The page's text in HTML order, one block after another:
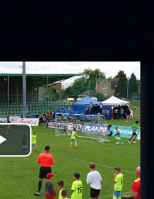
Přehrát
video